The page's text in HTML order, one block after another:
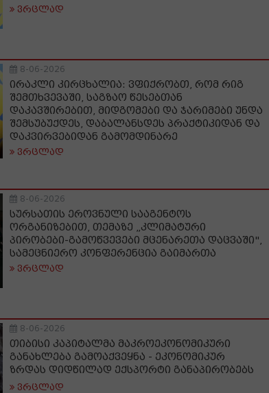
ვრცლად
8-06-2026
ირაკლი კირცხალია: ვფიქრობთ, რომ რიგ
შემთხვევაში, საგზაო წესებთან
დაკავშირებით, მიდგომები და ჯარიმები უნდა
შემსუბუქდეს, დაბალანსდეს პრაქტიკიდან და
დაკვირვებიდან გამომდინარე
ვრცლად
8-06-2026
სურსათის ეროვნული სააგენტოს
ორგანიზებით, თემაზე „კლიმატური
პირობები-გამოწვევები მცენარეთა დაცვაში",
სამეცნიერო კონფერენცია გაიმართა
ვრცლად
8-06-2026
თიბისი კაპიტალმა მაკროეკონომიკური
განახლება გამოაქვეყნა - ეკონომიკურ
ზრდას დიდწილად ექსპორტი განაპირობებს
ვრცლად